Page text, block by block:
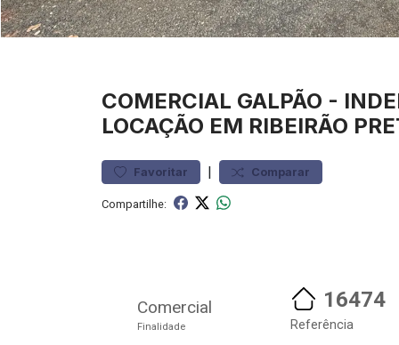
COMERCIAL GALPÃO -
LOCAÇÃO EM RIBEIRÃO
Favoritar | Comparar
Compartilhe:
Comercial
Finalidade
16474
Referência